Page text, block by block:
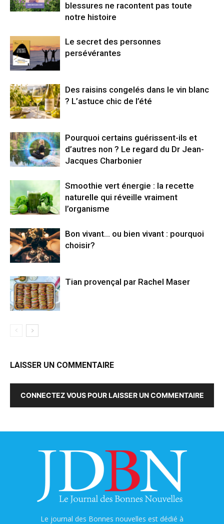
blessures ne racontent pas toute
notre histoire
Le secret des personnes
persévérantes
Des raisins congelés dans le vin blanc
? L’astuce chic de l’été
Pourquoi certains guérissent-ils et
d’autres non ? Le regard du Dr Jean-
Jacques Charbonier
Smoothie vert énergie : la recette
naturelle qui réveille vraiment
l’organisme
Bon vivant… ou bien vivant : pourquoi
choisir?
Tian provençal par Rachel Maser
LAISSER UN COMMENTAIRE
CONNECTEZ VOUS POUR LAISSER UN COMMENTAIRE
Le journal des Bonnes nouvelles est dédié à